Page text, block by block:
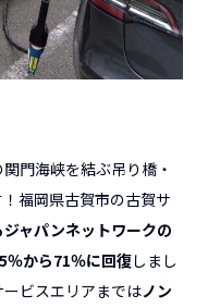
門海峡を結ぶ吊り橋・
福岡県古賀市の古賀サ
ジャパンネットワークの
％から71％に回復しまし
ビスエリアまではノン